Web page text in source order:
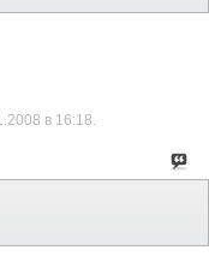
в 16:18